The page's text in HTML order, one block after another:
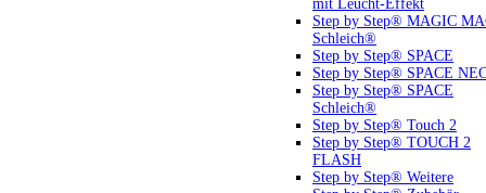
mit Leucht-Effekt
Step by Step® MAGIC
Schleich®
Step by Step® SPACE
Step by Step® SPACE
Step by Step® SPACE
Schleich®
Step by Step® Touch 2
Step by Step® TOUCH 2
FLASH
Step by Step® Weitere